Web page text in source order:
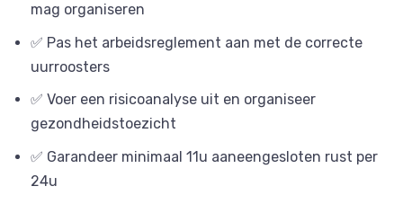
mag organiseren
✅ Pas het arbeidsreglement aan met de correcte
uurroosters
✅ Voer een risicoanalyse uit en organiseer
gezondheidstoezicht
✅ Garandeer minimaal 11u aaneengesloten rust per
24u